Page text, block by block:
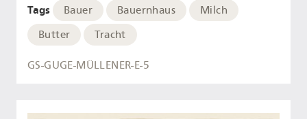
Tags Bauer Bauernhaus
Milch
Butter
Tracht
GS-GUGE-MÜLLENER-E-5